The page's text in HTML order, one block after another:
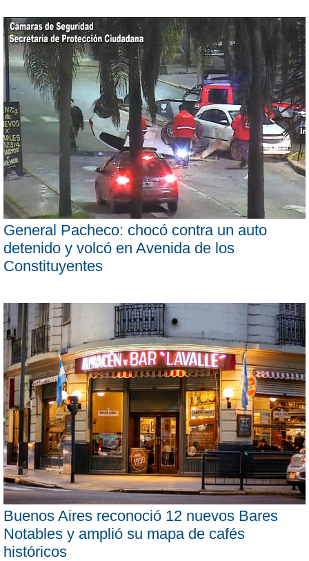
General Pacheco: chocó contra un auto
detenido y volcó en Avenida de los
Constituyentes
Buenos Aires reconoció 12 nuevos Bares
Notables y amplió su mapa de cafés
históricos